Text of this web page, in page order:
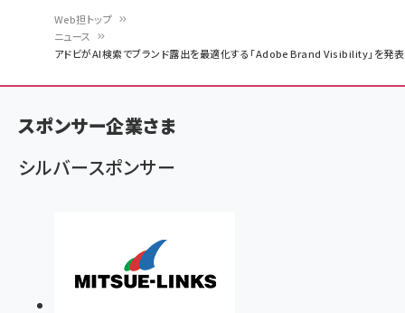
ン
く
ず
Web担トップ
ニュース
アドビがAI検索でブランド露出を最適化する「Adobe Brand Visibility」を発表
スポンサー企業さま
シルバースポンサー